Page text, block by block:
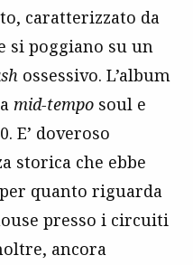
caratterizzato da
si poggiano su un
ossessivo. L’album
mid-tempo soul e
E’ doveroso
storica che ebbe
quanto riguarda
presso i circuiti
ancora